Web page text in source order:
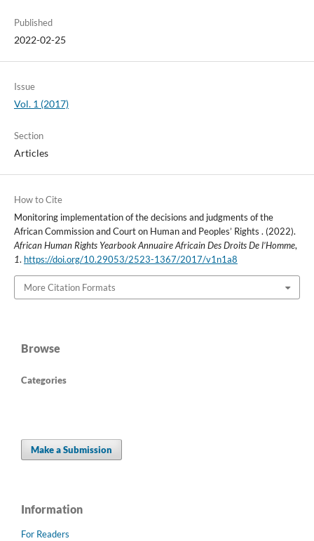
Published
2022-02-25
Issue
Vol. 1 (2017)
Section
Articles
How to Cite
Monitoring implementation of the decisions and judgments of the
African Commission and Court on Human and Peoples’ Rights . (2022).
African Human Rights Yearbook Annuaire Africain Des Droits De l’Homme,
1. https://doi.org/10.29053/2523-1367/2017/v1n1a8
More Citation Formats
Browse
Categories
Make a Submission
Information
For Readers